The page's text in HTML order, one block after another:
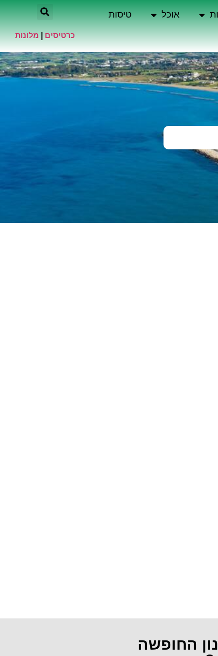
אוכל טיסות
כרטיסים מלונות
החופשה